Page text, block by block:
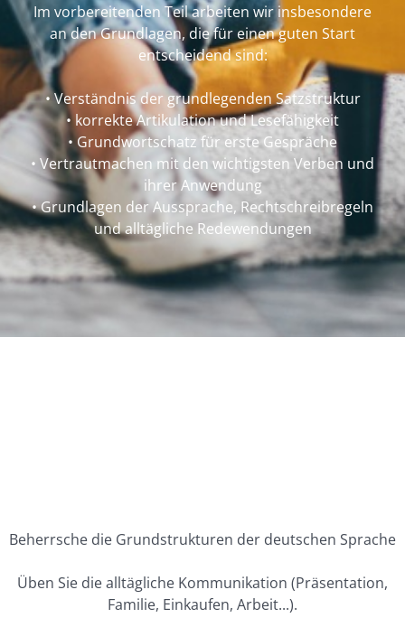
Im vorbereitenden Teil arbeiten wir insbesondere
an den Grundlagen, die für einen guten Start
entscheidend sind:
• Verständnis der grundlegenden Satzstruktur
• korrekte Artikulation und Lesefähigkeit
• Grundwortschatz für erste Gespräche
• Vertrautmachen mit den wichtigsten Verben und
ihrer Anwendung
• Grundlagen der Aussprache, Rechtschreibregeln
und alltägliche Redewendungen
Beherrsche die Grundstrukturen der deutschen Sprache
Üben Sie die alltägliche Kommunikation (Präsentation,
Familie, Einkaufen, Arbeit...).